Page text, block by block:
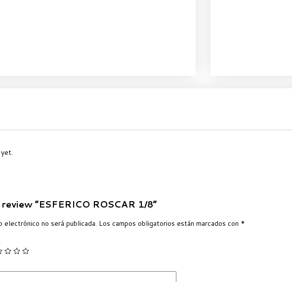
“ESFERICO ROSCAR 1/8”
electrónico no será publicada. Los campos obligatorios están marcados con *